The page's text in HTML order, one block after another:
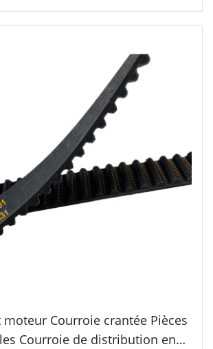
Courroie crantée Pièces
Courroie de distribution en